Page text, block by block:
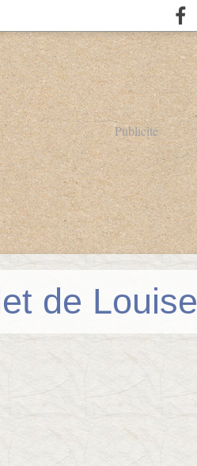
Publicité
de Louise